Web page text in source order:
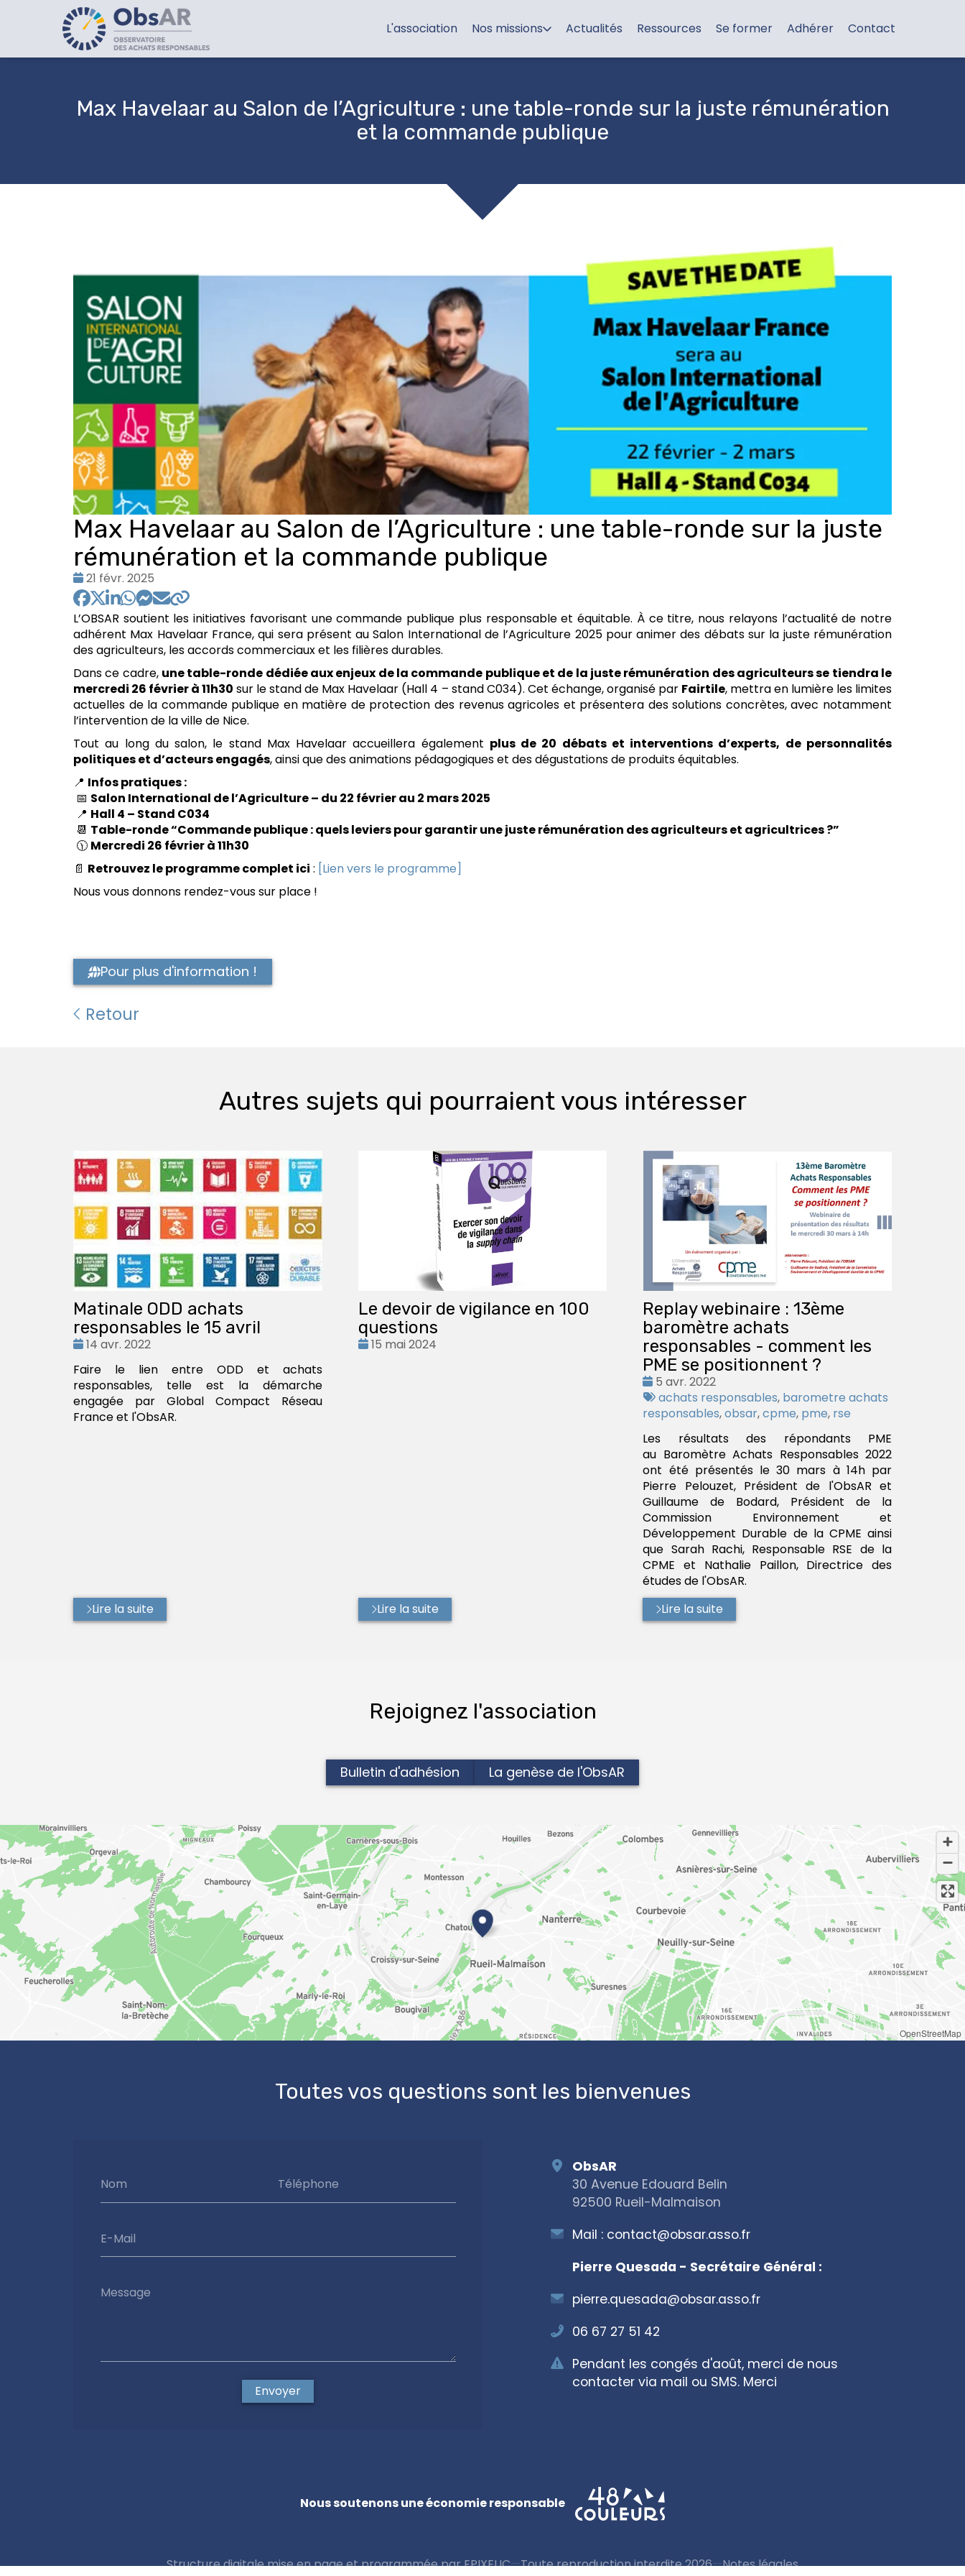
L'association Nos missions Actualités Ressources Se former Adhérer Contact
Max Havelaar au Salon de l’Agriculture : une table-ronde sur la juste rémunération
et la commande publique
Max Havelaar au Salon de l’Agriculture : une table-ronde sur la juste
rémunération et la commande publique
Date
:
21 févr. 2025
L’OBSAR soutient les initiatives favorisant une commande publique plus responsable et équitable. À ce titre, nous relayons l’actualité de notre
adhérent Max Havelaar France, qui sera présent au Salon International de l’Agriculture 2025 pour animer des débats sur la juste rémunération
des agriculteurs, les accords commerciaux et les filières durables.
Dans ce cadre, une table-ronde dédiée aux enjeux de la commande publique et de la juste rémunération des agriculteurs se tiendra le
mercredi 26 février à 11h30 sur le stand de Max Havelaar (Hall 4 – stand C034). Cet échange, organisé par Fairtile, mettra en lumière les limites
actuelles de la commande publique en matière de protection des revenus agricoles et présentera des solutions concrètes, avec notamment
l’intervention de la ville de Nice.
Tout au long du salon, le stand Max Havelaar accueillera également plus de 20 débats et interventions d’experts, de personnalités
politiques et d’acteurs engagés, ainsi que des animations pédagogiques et des dégustations de produits équitables.
📍 Infos pratiques :
📅 Salon International de l’Agriculture – du 22 février au 2 mars 2025
📍 Hall 4 – Stand C034
📆 Table-ronde “Commande publique : quels leviers pour garantir une juste rémunération des agriculteurs et agricultrices ?”
🕦 Mercredi 26 février à 11h30
📄 Retrouvez le programme complet ici : [Lien vers le programme]
Nous vous donnons rendez-vous sur place !
Pour plus d'information !
Retour
Autres sujets qui pourraient vous intéresser
Matinale ODD achats
responsables le 15 avril
Date
14 avr. 2022
Faire le lien entre ODD et achats
responsables, telle est la démarche
engagée par Global Compact Réseau
France et l'ObsAR.
Lire la suite
Le devoir de vigilance en 100
questions
Date
15 mai 2024
Lire la suite
Replay webinaire : 13ème
baromètre achats
responsables - comment les
PME se positionnent ?
Date
:
5 avr. 2022
Tags
:
achats responsables, barometre achats
responsables,obsar,cpme, pme, rse
Les résultats des répondants PME
au Baromètre Achats Responsables 2022
ont été présentés le 30 mars à 14h par
Pierre Pelouzet, Président de l'ObsAR et
Guillaume de Bodard, Président de la
Commission Environnement et
Développement Durable de la CPME ainsi
que Sarah Rachi, Responsable RSE de la
CPME et Nathalie Paillon, Directrice des
études de l'ObsAR.
Lire la suite
Rejoignez l'association
Bulletin d'adhésion La genèse de l'ObsAR
OpenStreetMap
Toutes vos questions sont les bienvenues
Nom Téléphone
E-Mail
Message
Envoyer
ObsAR
30 Avenue Edouard Belin
92500 Rueil-Malmaison
Mail : contact@obsar.asso.fr
Pierre Quesada - Secrétaire Général :
pierre.quesada@obsar.asso.fr
06 67 27 51 42
Pendant les congés d'août, merci de nous
contacter via mail ou SMS. Merci
Nous soutenons une économie responsable
Structure digitale mise en page et programmée par EPIXELIC—Toute reproduction interdite 2026—Notes légales